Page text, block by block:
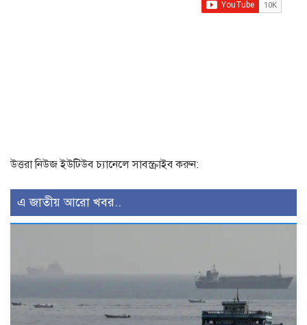
উত্তরা নিউজ ইউটিউব চ্যানেলে সাবস্ক্রাইব করুন:
এ জাতীয় আরো খবর..